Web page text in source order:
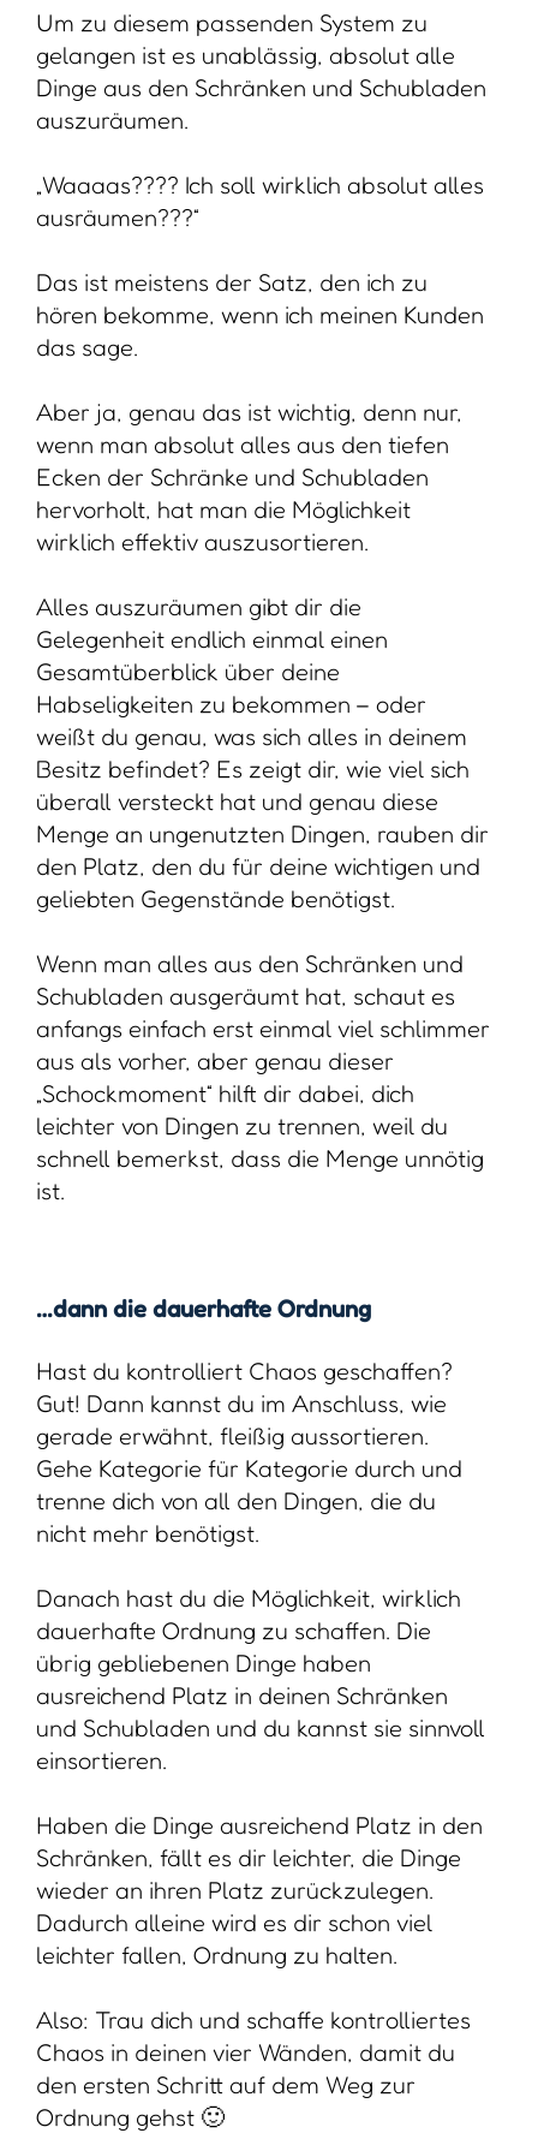
Um zu diesem passenden System zu
gelangen ist es unablässig, absolut alle
Dinge aus den Schränken und Schubladen
auszuräumen.
„Waaaas???? Ich soll wirklich absolut alles
ausräumen???“
Das ist meistens der Satz, den ich zu
hören bekomme, wenn ich meinen Kunden
das sage.
Aber ja, genau das ist wichtig, denn nur,
wenn man absolut alles aus den tiefen
Ecken der Schränke und Schubladen
hervorholt, hat man die Möglichkeit
wirklich effektiv auszusortieren.
Alles auszuräumen gibt dir die
Gelegenheit endlich einmal einen
Gesamtüberblick über deine
Habseligkeiten zu bekommen – oder
weißt du genau, was sich alles in deinem
Besitz befindet? Es zeigt dir, wie viel sich
überall versteckt hat und genau diese
Menge an ungenutzten Dingen, rauben dir
den Platz, den du für deine wichtigen und
geliebten Gegenstände benötigst.
Wenn man alles aus den Schränken und
Schubladen ausgeräumt hat, schaut es
anfangs einfach erst einmal viel schlimmer
aus als vorher, aber genau dieser
„Schockmoment“ hilft dir dabei, dich
leichter von Dingen zu trennen, weil du
schnell bemerkst, dass die Menge unnötig
ist.
…dann die dauerhafte Ordnung
Hast du kontrolliert Chaos geschaffen?
Gut! Dann kannst du im Anschluss, wie
gerade erwähnt, fleißig aussortieren.
Gehe Kategorie für Kategorie durch und
trenne dich von all den Dingen, die du
nicht mehr benötigst.
Danach hast du die Möglichkeit, wirklich
dauerhafte Ordnung zu schaffen. Die
übrig gebliebenen Dinge haben
ausreichend Platz in deinen Schränken
und Schubladen und du kannst sie sinnvoll
einsortieren.
Haben die Dinge ausreichend Platz in den
Schränken, fällt es dir leichter, die Dinge
wieder an ihren Platz zurückzulegen.
Dadurch alleine wird es dir schon viel
leichter fallen, Ordnung zu halten.
Also: Trau dich und schaffe kontrolliertes
Chaos in deinen vier Wänden, damit du
den ersten Schritt auf dem Weg zur
Ordnung gehst 🙂